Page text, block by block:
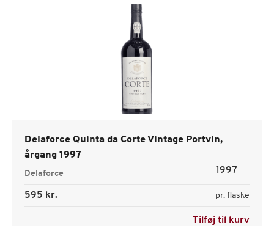
Delaforce Quinta da Corte Vintage Portvin,
årgang 1997
Delaforce 1997
595 kr. pr. flaske
Tilføj til kurv